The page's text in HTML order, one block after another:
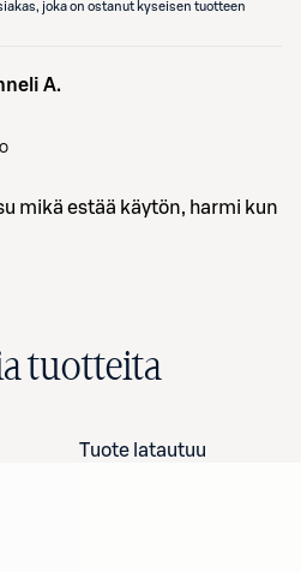
joka on ostanut kyseisen tuotteen
A.
mikä estää käytön, harmi kun
tuotteita
Tuote latautuu